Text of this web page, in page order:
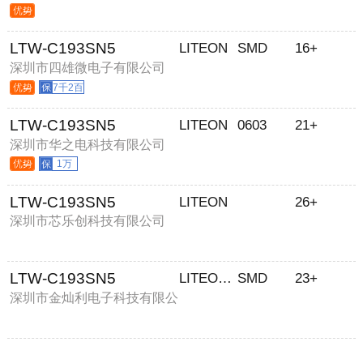
LTW-C193SN5
深圳市四雄微电子有限公司
7千2百
LITEON SMD 16+
LTW-C193SN5
深圳市华之电科技有限公司
1万
LITEON 0603 21+
LTW-C193SN5
深圳市芯乐创科技有限公司
LITEON 26+
LTW-C193SN5
深圳市金灿利电子科技有限公
LITEON/光宝 SMD 23+